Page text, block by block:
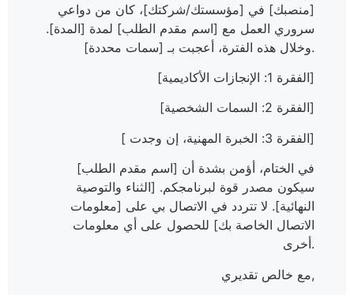
[منصبك] في [مؤسستك/شركتك]، كان من دواعي
سروري العمل مع [اسم مقدم الطلب] لمدة [المدة].
وخلال هذه الفترة، أعجبت بـ [سمات محددة].
[الفقرة 1: الإنجازات الأكاديمية]
[الفقرة 2: السمات الشخصية]
[ الفقرة 3: الخبرة المهنية، إن وجدت]
في الختام، أؤمن بشدة أن [اسم مقدم الطلب]
سيكون مصدر قوة لبرنامجكم. [الثناء والتوصية
النهائية]. لا تتردد في الاتصال بي على [معلومات
الاتصال الخاصة بك] للحصول على أي معلومات
أخرى.
مع خالص تقديري,